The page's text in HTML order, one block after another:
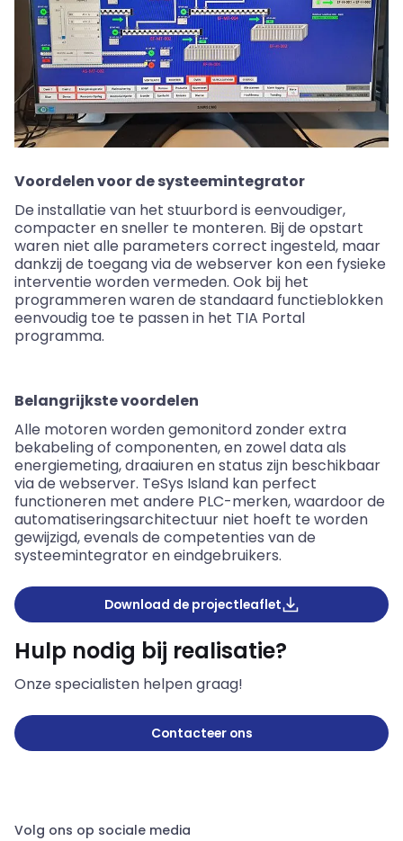
Voordelen voor de systeemintegrator
De installatie van het stuurbord is eenvoudiger,
compacter en sneller te monteren. Bij de opstart
waren niet alle parameters correct ingesteld, maar
dankzij de toegang via de webserver kon een fysieke
interventie worden vermeden. Ook bij het
programmeren waren de standaard functieblokken
eenvoudig toe te passen in het TIA Portal
programma.
Belangrijkste voordelen
Alle motoren worden gemonitord zonder extra
bekabeling of componenten, en zowel data als
energiemeting, draaiuren en status zijn beschikbaar
via de webserver. TeSys Island kan perfect
functioneren met andere PLC-merken, waardoor de
automatiseringsarchitectuur niet hoeft te worden
gewijzigd, evenals de competenties van de
systeemintegrator en eindgebruikers.
Download de projectleaflet
Hulp nodig bij realisatie?
Onze specialisten helpen graag!
Contacteer ons
Volg ons op sociale media